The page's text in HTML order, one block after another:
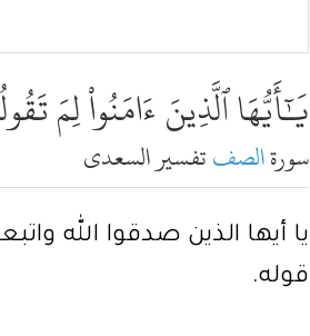
يَٰٓأَيُّهَا ٱلَّذِينَ ءَامَنُواْ لِمَ
سورةالصفتفسير السعدي
يا أيها الذين صدقوا الله
قوله.